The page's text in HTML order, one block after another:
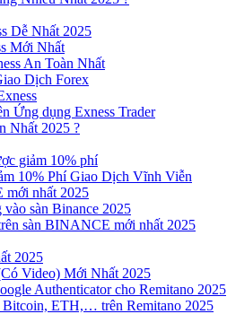
Dễ Nhất 2025
Mới Nhất
An Toàn Nhất
Dịch Forex
Ứng dụng Exness Trader
Nhất 2025 ?
giảm 10% phí
10% Phí Giao Dịch Vĩnh Viễn
nhất 2025
sàn Binance 2025
sàn BINANCE mới nhất 2025
2025
Video) Mới Nhất 2025
Authenticator cho Remitano 2025
ETH,… trên Remitano 2025